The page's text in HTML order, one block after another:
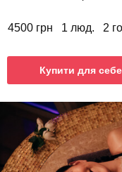
4500 грн 1 люд. 2
Купити для себе